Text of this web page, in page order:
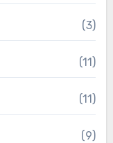
(3)
(11)
(11)
(9)